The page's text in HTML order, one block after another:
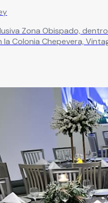
Zona Obispado, dentro
la Colonia Chepevera,
un distintivo estilo vintage
celebración en algo